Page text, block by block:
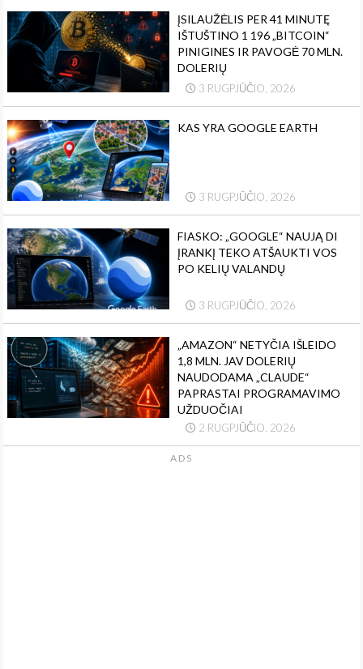
ĮSILAUŽĖLIS PER 41 MINUTĘ
IŠTUŠTINO 1 196 „BITCOIN“
PINIGINES IR PAVOGĖ 70 MLN.
DOLERIŲ
3 RUGPJŪČIO, 2026
KAS YRA GOOGLE EARTH
3 RUGPJŪČIO, 2026
FIASKO: „GOOGLE“ NAUJĄ DI
ĮRANKĮ TEKO ATŠAUKTI VOS
PO KELIŲ VALANDŲ
3 RUGPJŪČIO, 2026
„AMAZON“ NETYČIA IŠLEIDO
1,8 MLN. JAV DOLERIŲ
NAUDODAMA „CLAUDE“
PAPRASTAI PROGRAMAVIMO
UŽDUOČIAI
2 RUGPJŪČIO, 2026
ADS